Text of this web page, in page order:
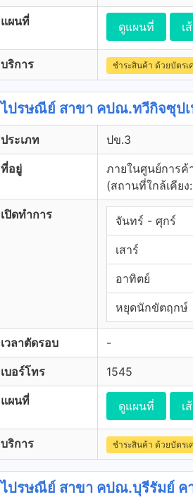
แผนที่ ดูแผนที่ เ
บริการ ชำระสินค้า ด้วยบัตรเ
ไปรษณีย์ สาขา คปณ.ทวีกิจซุปเ
ประเภท ปข.3
ที่อยู่
ภายในศูนย์การค้
(สถานที่ใกล้เคีย
เปิดทำการ จันทร์ - ศุกร์
เสาร์
อาทิตย์
หยุดนักขัตฤกษ์
เวลาตัดรอบ -
เบอร์โทร 1545
แผนที่ ดูแผนที่ เ
บริการ ชำระสินค้า ด้วยบัตรเ
ไปรษณีย์ สาขา คปณ.บุรีรัมย์ ค